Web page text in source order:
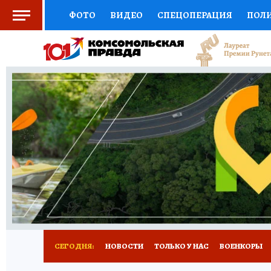
ФОТО ВИДЕО СПЕЦОПЕРАЦИЯ
СОЦПОДДЕРЖКА НАУКА СПОРТ
ВЫБОР ЭКСПЕРТОВ ДОКТОР
КНИЖНАЯ ПОЛКА ПРОГНОЗЫ НА СПОРТ
ПРЕСС-ЦЕНТР НЕДВИЖИМОСТЬ
РАДИО КП РЕКЛАМА ТЕСТЫ НОВОЕ
СЕГОДНЯ: НОВОСТИ ТОЛЬКО У НАС ВОЕНКОРЫ